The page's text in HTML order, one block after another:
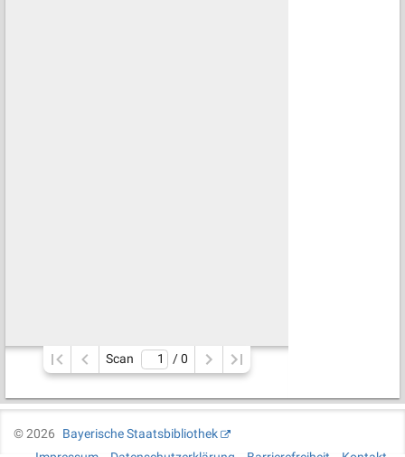
Scan / 0
©2026
Bayerische Staatsbibliothek